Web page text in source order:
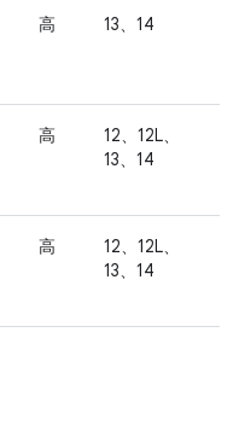
高 13、14
高
12、12L、
13、14
高
12、12L、
13、14